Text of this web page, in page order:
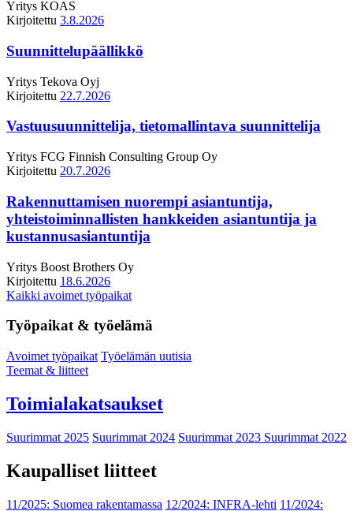
Yritys KOAS
Kirjoitettu 3.8.2026
Suunnittelupäällikkö
Yritys Tekova Oyj
Kirjoitettu 22.7.2026
Vastuusuunnittelija, tietomallintava suunnittelija
Yritys FCG Finnish Consulting Group Oy
Kirjoitettu 20.7.2026
Rakennuttamisen nuorempi asiantuntija,
yhteistoiminnallisten hankkeiden asiantuntija ja
kustannusasiantuntija
Yritys Boost Brothers Oy
Kirjoitettu 18.6.2026
Kaikki avoimet työpaikat
Työpaikat & työelämä
Avoimet työpaikat Työelämän uutisia
Teemat & liitteet
Toimialakatsaukset
Suurimmat 2025 Suurimmat 2024 Suurimmat 2023 Suurimmat 2022
Kaupalliset liitteet
11/2025: Suomea rakentamassa 12/2024: INFRA-lehti 11/2024: